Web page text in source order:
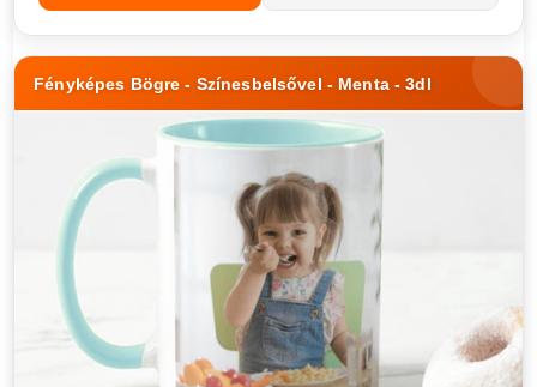
Fényképes Bögre - Színesbelsővel - Menta - 3dl